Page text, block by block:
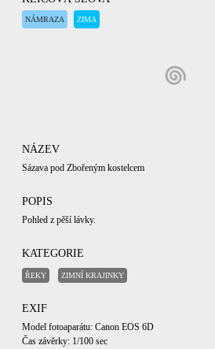
NÁMRAZA ZIMA
NÁZEV
Sázava pod Zbořeným kostelcem
POPIS
Pohled z pěší lávky.
KATEGORIE
ŘEKY ZIMNÍ KRAJINKY
EXIF
Model fotoaparátu: Canon EOS 6D
Čas závěrky: 1/100 sec